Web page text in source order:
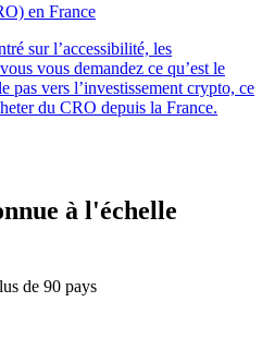
en France
sur l’accessibilité, les
vous demandez ce qu’est le
vers l’investissement crypto, ce
du CRO depuis la France.
à l'échelle
de 90 pays